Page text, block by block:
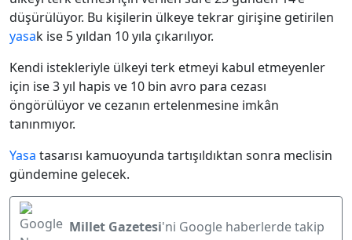
düşürülüyor. Bu kişilerin ülkeye tekrar girişine getirilen
yasak ise 5 yıldan 10 yıla çıkarılıyor.
Kendi istekleriyle ülkeyi terk etmeyi kabul etmeyenler
için ise 3 yıl hapis ve 10 bin avro para cezası
öngörülüyor ve cezanın ertelenmesine imkân
tanınmıyor.
Yasa tasarısı kamuoyunda tartışıldıktan sonra meclisin
gündemine gelecek.
Millet Gazetesi'ni Google haberlerde takip